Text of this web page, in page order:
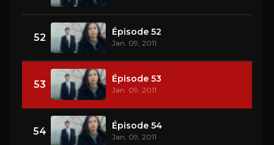
52 Épisode 52
Jan. 09, 2011
53 Épisode 53
Jan. 09, 2011
54 Épisode 54
Jan. 09, 2011